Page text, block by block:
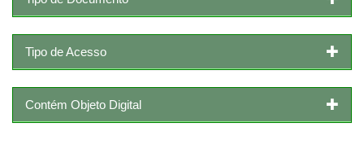
Tipo de Acesso
Contém Objeto Digital